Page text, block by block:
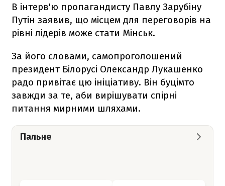
В інтерв'ю пропагандисту Павлу Зарубіну
Путін заявив, що місцем для переговорів на
рівні лідерів може стати Мінськ.
За його словами, самопроголошений
президент Білорусі Олександр Лукашенко
радо привітає цю ініціативу. Він буцімто
завжди за те, аби вирішувати спірні
питання мирними шляхами.
Пальне